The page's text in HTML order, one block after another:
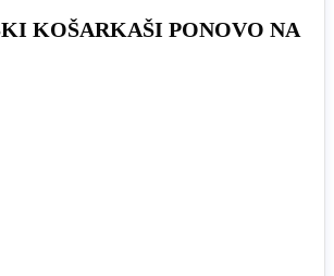
KOŠARKAŠI PONOVO NA